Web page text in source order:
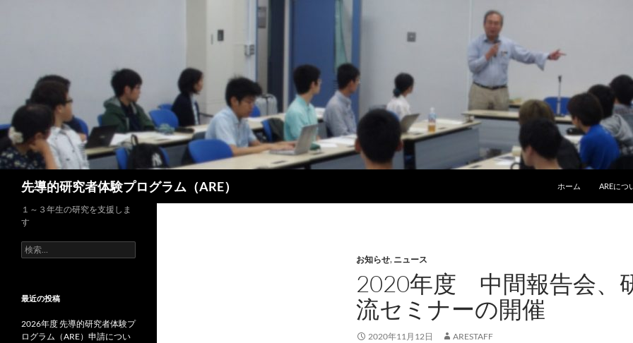
キ
ッ
プ
先導的研究者体験プログラム（ARE） ホーム AREにつ
お知らせ, ニュース
2020年度 中間報告会、
流セミナーの開催
2020年11月12日 ARESTAFF
１～３年生の研究を支援しま
す
検
索:
最近の投稿
2026年度 先導的研究者体験プ
ログラム（ARE）申請につい